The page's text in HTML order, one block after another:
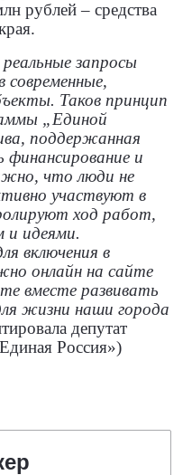
рублей – средства
запросы
Таков принцип
„Единой
поддержанная
и
что люди не
участвуют в
ход работ,
и идеями.
включения в
онлайн на сайте
вместе развивать
жизни наши города
депутат
Россия»)